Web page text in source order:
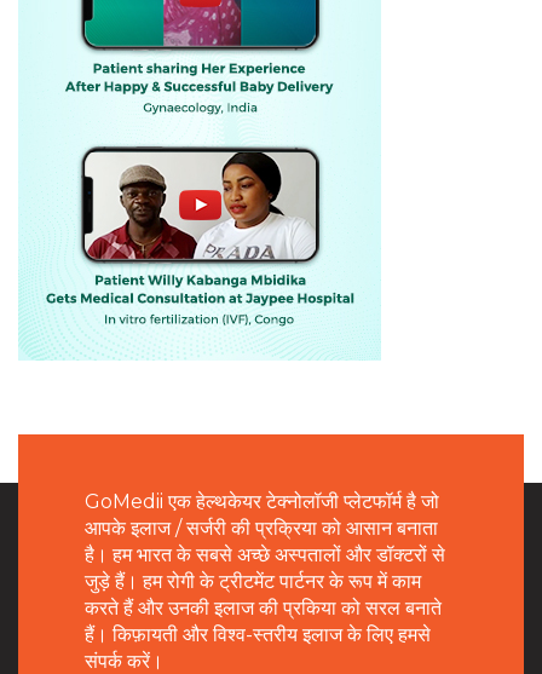
GoMedii एक हेल्थकेयर टेक्नोलॉजी प्लेटफॉर्म है जो
आपके इलाज / सर्जरी की प्रक्रिया को आसान बनाता
है। हम भारत के सबसे अच्छे अस्पतालों और डॉक्टरों से
जुड़े हैं। हम रोगी के ट्रीटमेंट पार्टनर के रूप में काम
करते हैं और उनकी इलाज की प्रकिया को सरल बनाते
हैं। किफ़ायती और विश्व-स्तरीय इलाज के लिए हमसे
संपर्क करें।